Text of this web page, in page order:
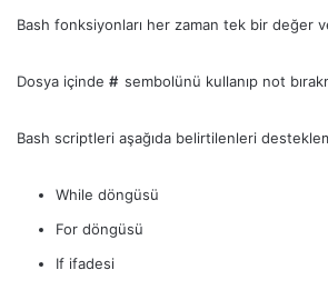
Bash fonksiyonları her zaman tek bir değer
Dosya içinde # sembolünü kullanıp not
Bash scriptleri aşağıda belirtilenleri
While döngüsü
For döngüsü
If ifadesi